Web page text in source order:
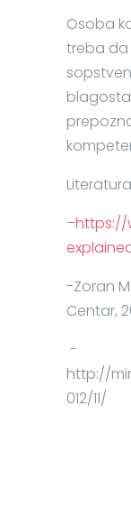
Osoba
treba
–https://
-Zoran
Centar,
-
http://
012/11/